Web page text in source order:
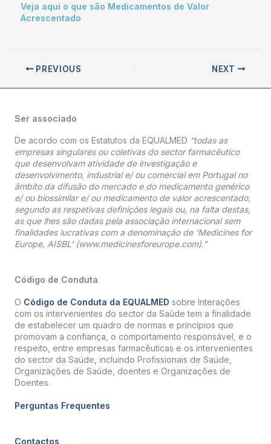
Veja aqui o que são Medicamentos de Valor
Acrescentado
PREVIOUS NEXT
Ser associado
De acordo com os Estatutos da EQUALMED “todas as
empresas singulares ou coletivas do sector farmacêutico
que desenvolvam atividade de investigação e
desenvolvimento, industrial e/ ou comercial em Portugal no
âmbito da difusão do mercado e do medicamento genérico
e/ ou biossimilar e/ ou medicamento de valor acrescentado,
segundo as respetivas definições legais ou, na falta destas,
as que lhes são dadas pela associação internacional sem
finalidades lucrativas com a denominação de ‘Medicines for
Europe, AISBL’ (www.medicinesforeurope.com).”
Código de Conduta
O Código de Conduta da EQUALMED sobre Interações
com os intervenientes do sector da Saúde tem a finalidade
de estabelecer um quadro de normas e princípios que
promovam a confiança, o comportamento responsável, e o
respeito, entre empresas farmacêuticas e os intervenientes
do sector da Saúde, incluindo Profissionais de Saúde,
Organizações de Saúde, doentes e Organizações de
Doentes.
Perguntas Frequentes
Contactos